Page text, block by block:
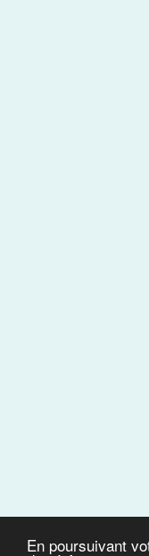
En poursuivant